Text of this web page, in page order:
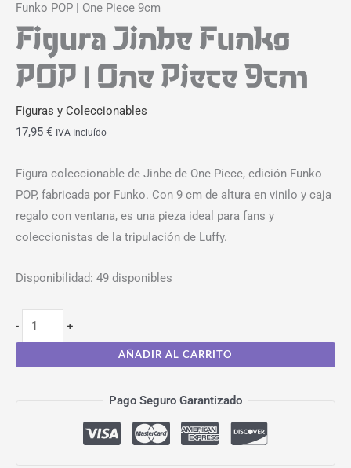
Funko POP | One Piece 9cm
Figura Jinbe Funko
POP | One Piece 9cm
Figuras y Coleccionables
17,95 € IVA Incluído
Figura coleccionable de Jinbe de One Piece, edición Funko
POP, fabricada por Funko. Con 9 cm de altura en vinilo y caja
regalo con ventana, es una pieza ideal para fans y
coleccionistas de la tripulación de Luffy.
Disponibilidad: 49 disponibles
- +
AÑADIR AL CARRITO
Pago Seguro Garantizado